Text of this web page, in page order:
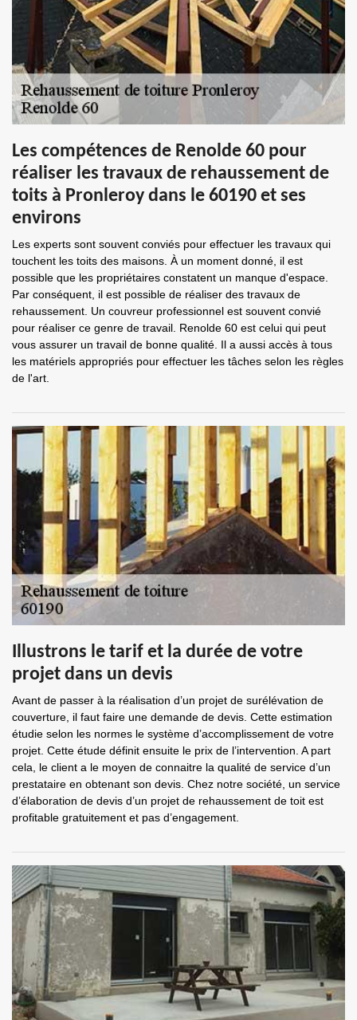
Les compétences de Renolde 60 pour
réaliser les travaux de rehaussement de
toits à Pronleroy dans le 60190 et ses
environs
Les experts sont souvent conviés pour effectuer les travaux qui
touchent les toits des maisons. À un moment donné, il est
possible que les propriétaires constatent un manque d'espace.
Par conséquent, il est possible de réaliser des travaux de
rehaussement. Un couvreur professionnel est souvent convié
pour réaliser ce genre de travail. Renolde 60 est celui qui peut
vous assurer un travail de bonne qualité. Il a aussi accès à tous
les matériels appropriés pour effectuer les tâches selon les règles
de l'art.
Illustrons le tarif et la durée de votre
projet dans un devis
Avant de passer à la réalisation d’un projet de surélévation de
couverture, il faut faire une demande de devis. Cette estimation
étudie selon les normes le système d’accomplissement de votre
projet. Cette étude définit ensuite le prix de l’intervention. A part
cela, le client a le moyen de connaitre la qualité de service d’un
prestataire en obtenant son devis. Chez notre société, un service
d’élaboration de devis d’un projet de rehaussement de toit est
profitable gratuitement et pas d’engagement.